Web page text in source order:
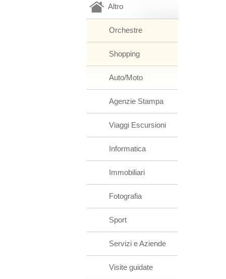
Altro
Orchestre
Shopping
Auto/Moto
Agenzie Stampa
Viaggi Escursioni
Informatica
Immobiliari
Fotografia
Sport
Servizi e Aziende
Visite guidate